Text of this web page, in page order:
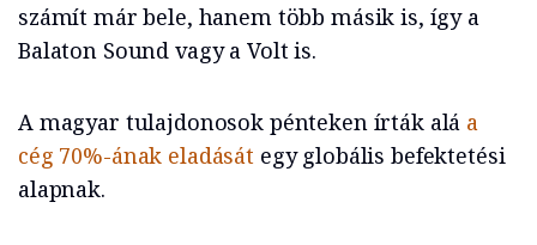
számít már bele, hanem több másik is, így a
Balaton Sound vagy a Volt is.
A magyar tulajdonosok pénteken írták alá a
cég 70%-ának eladását egy globális befektetési
alapnak.